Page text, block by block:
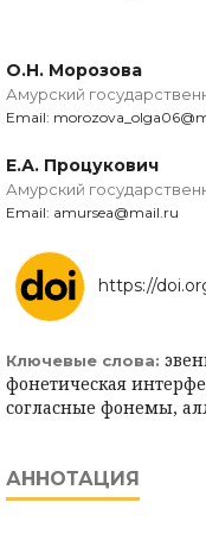
О.Н. Морозова
Амурский
Email:
Е.А. Процукович
Амурский
Email: amursea@mail.ru
https://
Ключевые слова:
фонетическая
согласные фонемы,
АННОТАЦИЯ